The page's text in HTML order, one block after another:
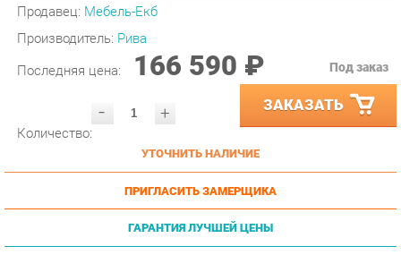
Производитель:Рива
Последняя цена: 166 590 ₽
- + ЗАКАЗАТЬ
УТОЧНИТЬ НАЛИЧИЕ
ПРИГЛАСИТЬ ЗАМЕРЩИКА
ГАРАНТИЯ ЛУЧШЕЙ ЦЕНЫ
Доставкапог. Екатеринбурги до ТК -бесплатна.